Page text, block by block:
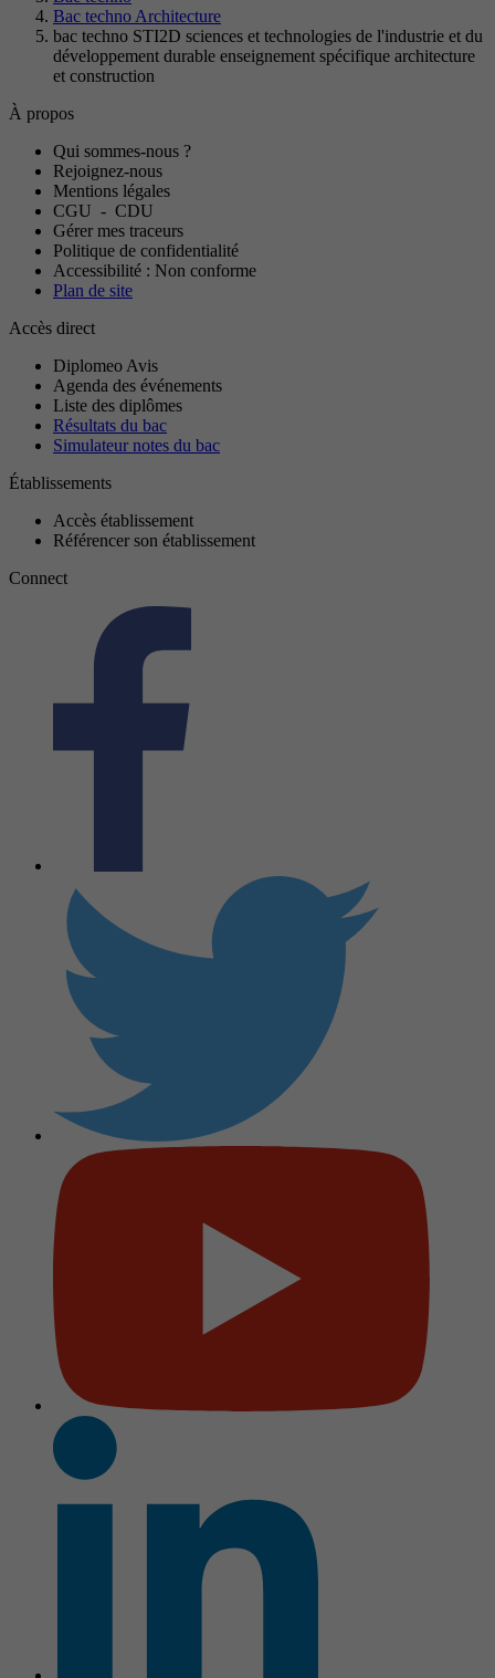
Bac techno Architecture
bac techno STI2D sciences et technologies de l'industrie et du
développement durable enseignement spécifique architecture
et construction
À propos
Qui sommes-nous ?
Rejoignez-nous
Mentions légales
CGU - CDU
Gérer mes traceurs
Politique de confidentialité
Accessibilité : Non conforme
Plan de site
Accès direct
Diplomeo Avis
Agenda des événements
Liste des diplômes
Résultats du bac
Simulateur notes du bac
Établissements
Accès établissement
Référencer son établissement
Connect